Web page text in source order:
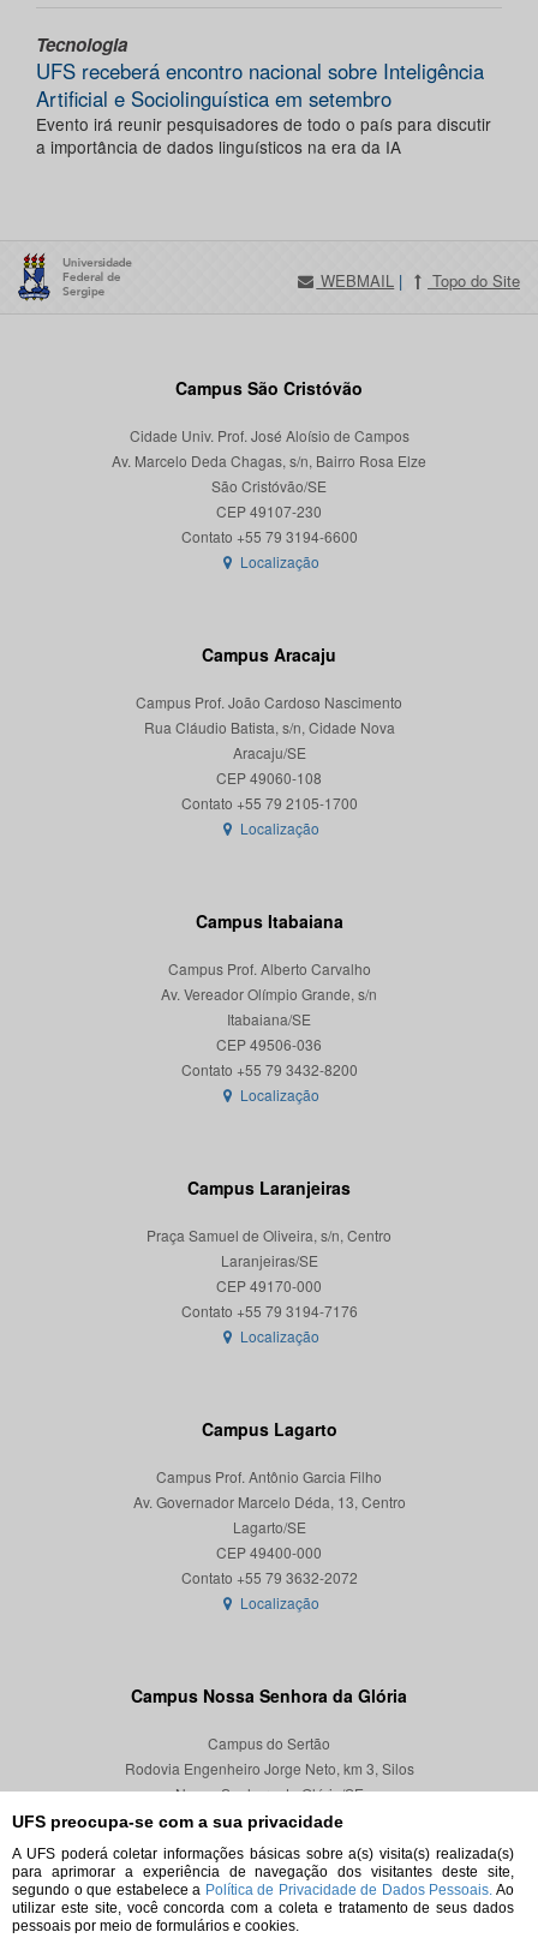
UFS preocupa-se com a sua privacidade
A UFS poderá coletar informações básicas sobre a(s) visita(s) realizada(s)
para aprimorar a experiência de navegação dos visitantes deste site,
segundo o que estabelece a Política de Privacidade de Dados Pessoais. Ao
utilizar este site, você concorda com a coleta e tratamento de seus dados
pessoais por meio de formulários e cookies.
Tecnologia
UFS receberá encontro nacional sobre Inteligência
Artificial e Sociolinguística em setembro
Evento irá reunir pesquisadores de todo o país para discutir
a importância de dados linguísticos na era da IA
WEBMAIL | Topo do Site
Campus São Cristóvão
Cidade Univ. Prof. José Aloísio de Campos
Av. Marcelo Deda Chagas, s/n, Bairro Rosa Elze
São Cristóvão/SE
CEP 49107-230
Localização
Campus Aracaju
Campus Prof. João Cardoso Nascimento
Rua Cláudio Batista, s/n, Cidade Nova
Aracaju/SE
CEP 49060-108
Localização
Campus Itabaiana
Campus Prof. Alberto Carvalho
Av. Vereador Olímpio Grande, s/n
Itabaiana/SE
CEP 49506-036
Localização
Campus Laranjeiras
Praça Samuel de Oliveira, s/n, Centro
Laranjeiras/SE
CEP 49170-000
Localização
Campus Lagarto
Campus Prof. Antônio Garcia Filho
Av. Governador Marcelo Déda, 13, Centro
Lagarto/SE
CEP 49400-000
Localização
Campus Nossa Senhora da Glória
Campus do Sertão
Rodovia Engenheiro Jorge Neto, km 3, Silos
Nossa Senhora da Glória/SE
CEP 49680-000
Localização